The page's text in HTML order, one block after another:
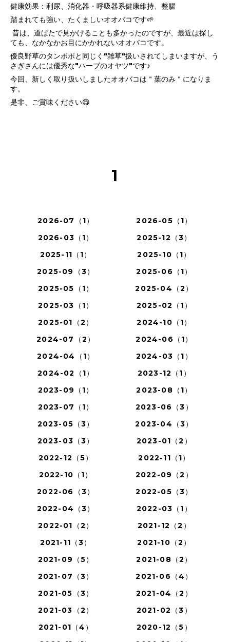
健康効果：利尿、消化器・呼吸器系健康維持、整腸
踏まれても強い、たくましいオオバコです🌱
昔は、道ばたで見かけることも多かったのですが、最近は探し
ても、なかなかお目にかかれないオオバコです。
優良野草のタンポポと同じく"雑草"扱いされてしまいますが、う
さぎさんには優秀な"ハーブのオヤツ"です♪
今回、新しく取り扱いしましたオオバコは＂葉のみ＂になりま
す。
是非、ご賞味ください😋
1
2026-07（1）
2026-05（1）
2026-03（1）
2025-12（3）
2025-11（1）
2025-10（1）
2025-09（3）
2025-06（1）
2025-05（1）
2025-04（2）
2025-03（1）
2025-02（1）
2025-01（2）
2024-10（1）
2024-07（2）
2024-06（1）
2024-04（1）
2024-03（1）
2024-02（1）
2023-12（1）
2023-09（1）
2023-08（1）
2023-07（1）
2023-06（3）
2023-05（3）
2023-04（3）
2023-03（3）
2023-01（2）
2022-12（5）
2022-11（1）
2022-10（1）
2022-09（2）
2022-06（3）
2022-05（3）
2022-04（3）
2022-03（1）
2022-01（2）
2021-12（2）
2021-11（3）
2021-10（2）
2021-09（5）
2021-08（2）
2021-07（3）
2021-06（4）
2021-05（3）
2021-04（2）
2021-03（2）
2021-02（3）
2021-01（4）
2020-12（5）